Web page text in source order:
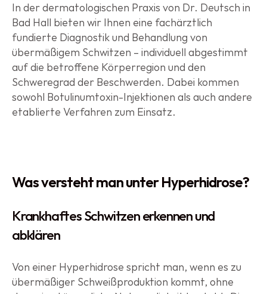
In der dermatologischen Praxis von Dr. Deutsch in
Bad Hall bieten wir Ihnen eine fachärztlich
fundierte Diagnostik und Behandlung von
übermäßigem Schwitzen – individuell abgestimmt
auf die betroffene Körperregion und den
Schweregrad der Beschwerden. Dabei kommen
sowohl Botulinumtoxin-Injektionen als auch andere
etablierte Verfahren zum Einsatz.
Was versteht man unter Hyperhidrose?
Krankhaftes Schwitzen erkennen und
abklären
Von einer Hyperhidrose spricht man, wenn es zu
übermäßiger Schweißproduktion kommt, ohne